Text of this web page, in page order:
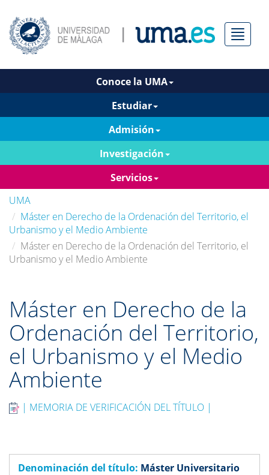
Menú
Conoce la UMA
Estudiar
Admisión
Investigación
Servicios
UMA
Máster en Derecho de la Ordenación del Territorio, el
Urbanismo y el Medio Ambiente
Máster en Derecho de la Ordenación del Territorio, el
Urbanismo y el Medio Ambiente
Máster en Derecho de la
Ordenación del Territorio,
el Urbanismo y el Medio
Ambiente
| MEMORIA DE VERIFICACIÓN DEL TÍTULO |
Denominación del título: Máster Universitario